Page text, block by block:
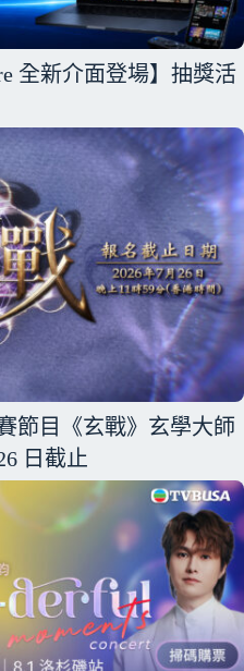
全新介面登場】抽獎活
節目《玄戰》玄學大師
日截止